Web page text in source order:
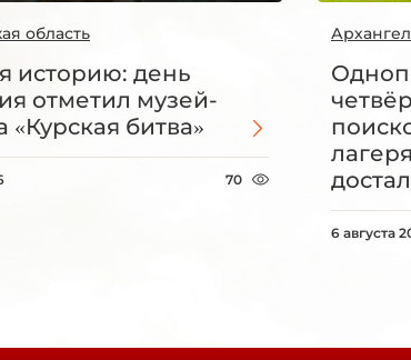
область
историю: день
отметил музей-
битва»
70
6 августа